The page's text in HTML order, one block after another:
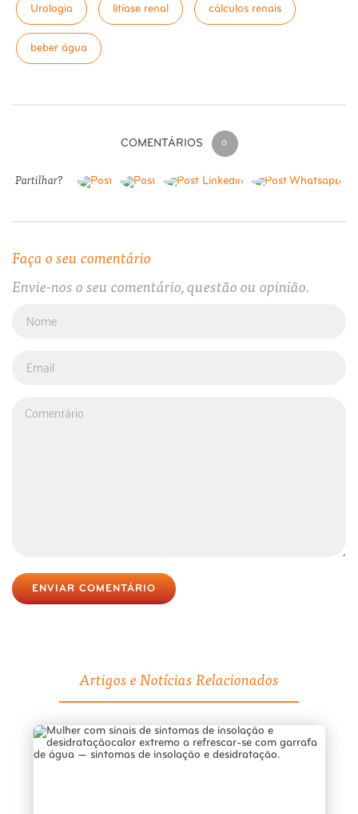
Urologia litíase renal cálculos renais
beber água
COMENTÁRIOS 0
Partilhar?
Faça o seu comentário
Envie-nos o seu comentário, questão ou opinião.
ENVIAR COMENTÁRIO
Artigos e Notícias Relacionados